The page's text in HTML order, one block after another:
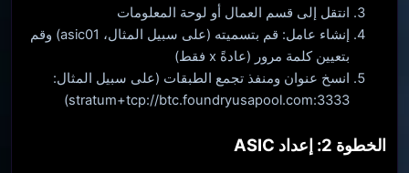
انتقل إلى قسم العمال أو لوحة المعلومات
إنشاء عامل: قم بتسميته (على سبيل المثال، asic01) وقم
بتعيين كلمة مرور (عادةً x فقط)
انسخ عنوان ومنفذ تجمع الطبقات (على سبيل المثال:
stratum+tcp://btc.foundryusapool.com:3333)
الخطوة 2: إعداد ASIC